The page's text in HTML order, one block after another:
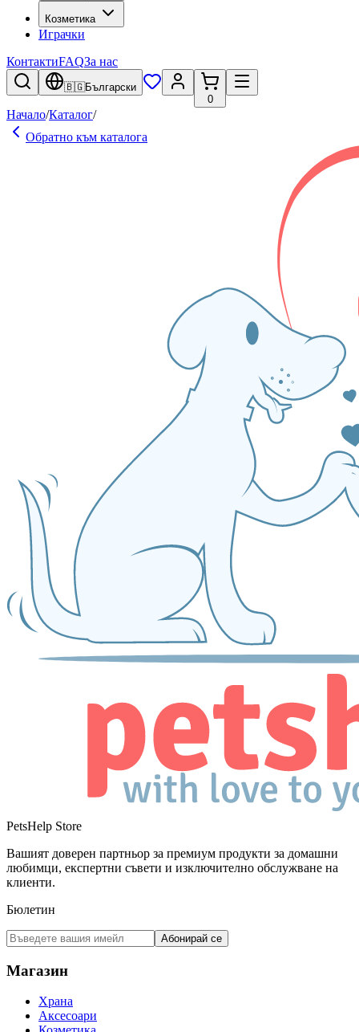
Козметика
Играчки
КонтактиFAQЗа нас
🇧🇬Български
0
Начало/Каталог/
Обратно към каталога
PetsHelp Store
Вашият доверен партньор за премиум продукти за домашни
любимци, експертни съвети и изключително обслужване на
клиенти.
Бюлетин
Абонирай се
Магазин
Храна
Аксесоари